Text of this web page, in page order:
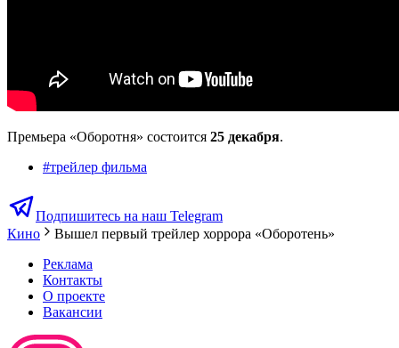
Премьера «Оборотня» состоится 25 декабря.
#трейлер фильма
Подпишитесь на наш Telegram
Кино
Вышел первый трейлер хоррора «Оборотень»
Реклама
Контакты
О проекте
Вакансии